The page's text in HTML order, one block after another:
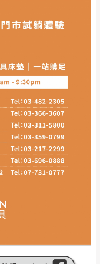
惡劣、過於偏遠之
難等因素，導致無
提供吊掛服務，若
費用將由買方自行
並非一般快速到貨
機當天到貨前皆會
貨，以免浪費你的
本司得視狀況延後
裝。鑑賞期間
破壞，恕無法
(三)、(日)兩天
超過7日鑑賞
用習慣、居家
商品損壞、零
需由消費者自
消費者同意將
期非試用期)，
期內退貨之情
之商品則無享